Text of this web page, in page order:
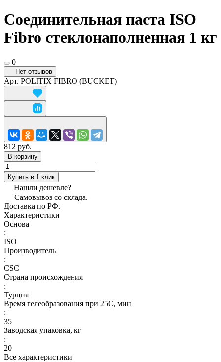
Соединительная паста ISO
Fibro стеклонаполненная 1 кг
0
Нет отзывов
Арт. POLITIX FIBRO (BUCKET)
812 руб.
В корзину
Купить в 1 клик
Нашли дешевле?
Самовывоз со склада.
Доставка по РФ.
Характеристики
Основа
:
ISO
Производитель
:
CSC
Страна происхождения
:
Турция
Время гелеобразования при 25С, мин
:
35
Заводская упаковка, кг
:
20
Все характеристики